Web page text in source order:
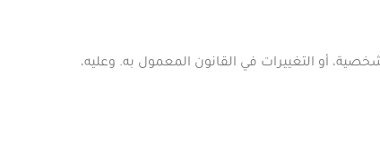
أو التغييرات في القانون المعمول به. وعليه،